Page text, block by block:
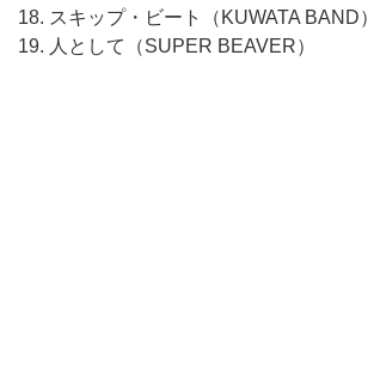
18. スキップ・ビート（KUWATA BAND）
19. 人として（SUPER BEAVER）